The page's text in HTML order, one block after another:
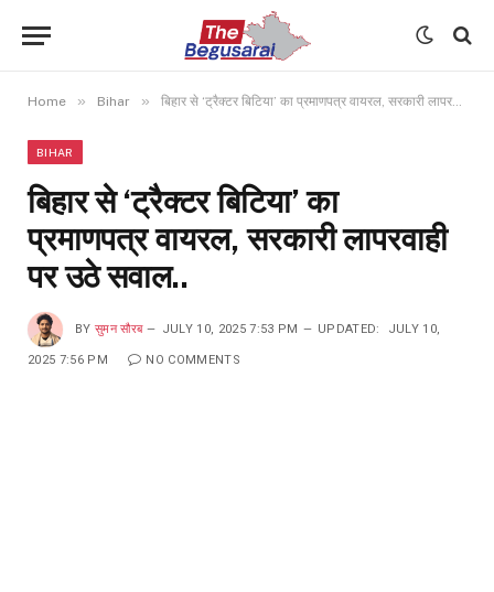
Home » Bihar » बिहार से ‘ट्रैक्टर बिटिया’ का प्रमाणपत्र वायरल, सरकारी लापरवाही पर उठे सवाल..
BIHAR
बिहार से ‘ट्रैक्टर बिटिया’ का
प्रमाणपत्र वायरल, सरकारी लापरवाही
पर उठे सवाल..
BY सुमन सौरब JULY 10, 2025 7:53 PM UPDATED: JULY 10,
2025 7:56 PM NO COMMENTS